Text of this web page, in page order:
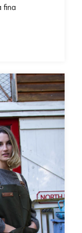
fina